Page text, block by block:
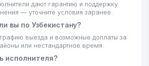
дают гарантию и поддержку
— уточните условия заранее.
вы по Узбекистану?
выезда и возможные доплаты за
или нестандартное время.
исполнителя?